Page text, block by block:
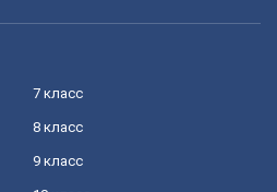
7 класс
8 класс
9 класс